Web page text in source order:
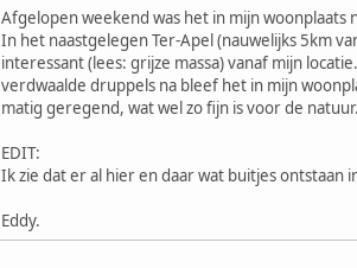
Afgelopen weekend was het in mijn woonplaats
In het naastgelegen Ter-Apel (nauwelijks 5km
interessant (lees: grijze massa) vanaf mijn
verdwaalde druppels na bleef het in mijn
matig geregend, wat wel zo fijn is voor de natuur.
EDIT:
Ik zie dat er al hier en daar wat buitjes ontstaan
Eddy.